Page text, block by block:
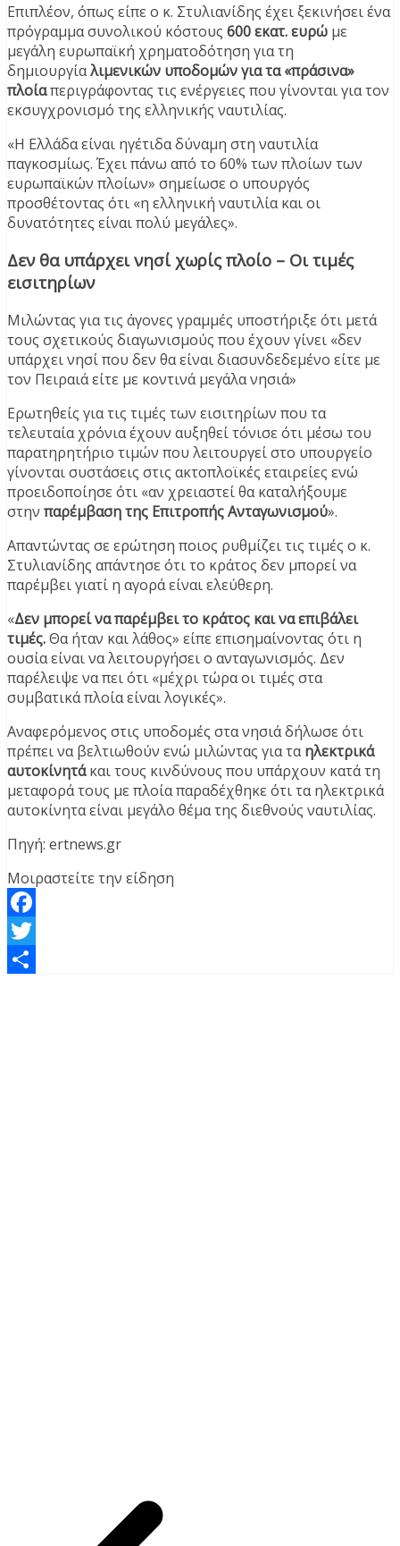
Επιπλέον, όπως είπε ο κ. Στυλιανίδης έχει ξεκινήσει ένα
πρόγραμμα συνολικού κόστους 600 εκατ. ευρώ με
μεγάλη ευρωπαϊκή χρηματοδότηση για τη
δημιουργίαλιμενικών υποδομών για τα «πράσινα»
πλοίαπεριγράφοντας τις ενέργειες που γίνονται για τον
εκσυγχρονισμό της ελληνικής ναυτιλίας.
«Η Ελλάδα είναι ηγέτιδα δύναμη στη ναυτιλία
παγκοσμίως. Έχει πάνω από το 60% των πλοίων των
ευρωπαϊκών πλοίων» σημείωσε ο υπουργός
προσθέτοντας ότι «η ελληνική ναυτιλία και οι
δυνατότητες είναι πολύ μεγάλες».
Δεν θα υπάρχει νησί χωρίς πλοίο – Οι τιμές
εισιτηρίων
Μιλώντας για τις άγονες γραμμές υποστήριξε ότι μετά
τους σχετικούς διαγωνισμούς που έχουν γίνει «δεν
υπάρχει νησί που δεν θα είναι διασυνδεδεμένο είτε με
τον Πειραιά είτε με κοντινά μεγάλα νησιά»
Ερωτηθείς για τις τιμές των εισιτηρίων που τα
τελευταία χρόνια έχουν αυξηθεί τόνισε ότι μέσω του
παρατηρητήριο τιμών που λειτουργεί στο υπουργείο
γίνονται συστάσεις στις ακτοπλοϊκές εταιρείες ενώ
προειδοποίησε ότι «αν χρειαστεί θα καταλήξουμε
στην παρέμβαση της Επιτροπής Ανταγωνισμού».
Απαντώντας σε ερώτηση ποιος ρυθμίζει τις τιμές ο κ.
Στυλιανίδης απάντησε ότι το κράτος δεν μπορεί να
παρέμβει γιατί η αγορά είναι ελεύθερη.
«Δεν μπορεί να παρέμβει το κράτος και να επιβάλει
τιμές.Θα ήταν και λάθος» είπε επισημαίνοντας ότι η
ουσία είναι να λειτουργήσει ο ανταγωνισμός. Δεν
παρέλειψε να πει ότι «μέχρι τώρα οι τιμές στα
συμβατικά πλοία είναι λογικές».
Αναφερόμενος στις υποδομές στα νησιά δήλωσε ότι
πρέπει να βελτιωθούν ενώ μιλώντας για ταηλεκτρικά
αυτοκίνητάκαι τους κινδύνους που υπάρχουν κατά τη
μεταφορά τους με πλοία παραδέχθηκε ότι τα ηλεκτρικά
αυτοκίνητα είναι μεγάλο θέμα της διεθνούς ναυτιλίας.
Πηγή: ertnews.gr
Μοιραστείτε την είδηση
Facebook
Twitter